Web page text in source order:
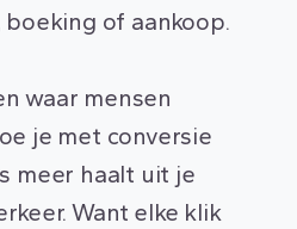
boeking of aankoop.
waar mensen
je met conversie
meer haalt uit je
Want elke klik